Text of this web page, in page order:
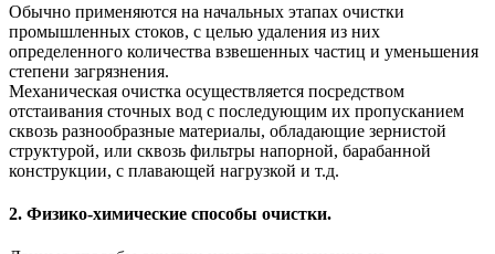
Обычно применяются на начальных этапах очистки
промышленных стоков, с целью удаления из них
определенного количества взвешенных частиц и уменьшения
степени загрязнения.
Механическая очистка осуществляется посредством
отстаивания сточных вод с последующим их пропусканием
сквозь разнообразные материалы, обладающие зернистой
структурой, или сквозь фильтры напорной, барабанной
конструкции, с плавающей нагрузкой и т.д.
2. Физико-химические способы очистки.